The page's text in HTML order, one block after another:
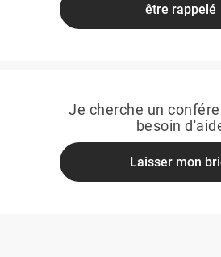
être rappelé
Je cherche un
besoin
Laisser mon